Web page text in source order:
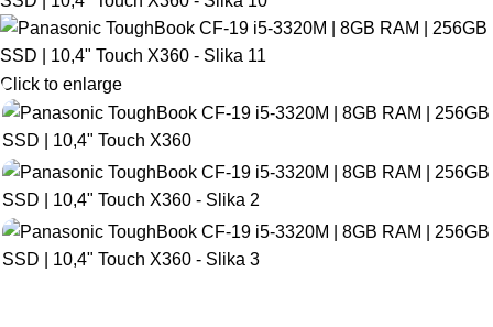
Click to enlarge